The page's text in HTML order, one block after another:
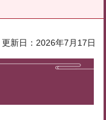
更新日：2026年7月17日